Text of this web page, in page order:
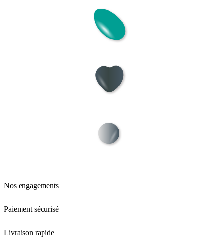
Nos engagements
Paiement sécurisé
Livraison rapide